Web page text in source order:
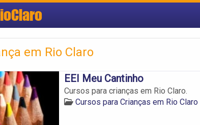
em Rio Claro
EEI Meu Cantinho
Cursos para crianças em Rio Claro.
Cursos para Crianças em Rio Claro